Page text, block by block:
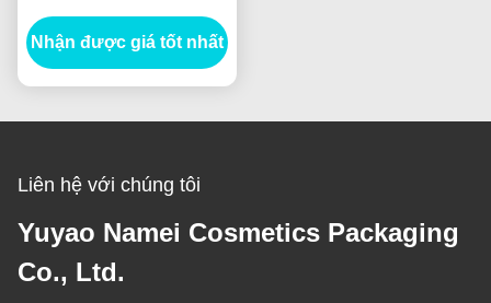
bao bì ống ống Eyeliner
ống tiêm thổi
Nhận được giá tốt nhất
Liên hệ với chúng tôi
Yuyao Namei Cosmetics Packaging
Co., Ltd.